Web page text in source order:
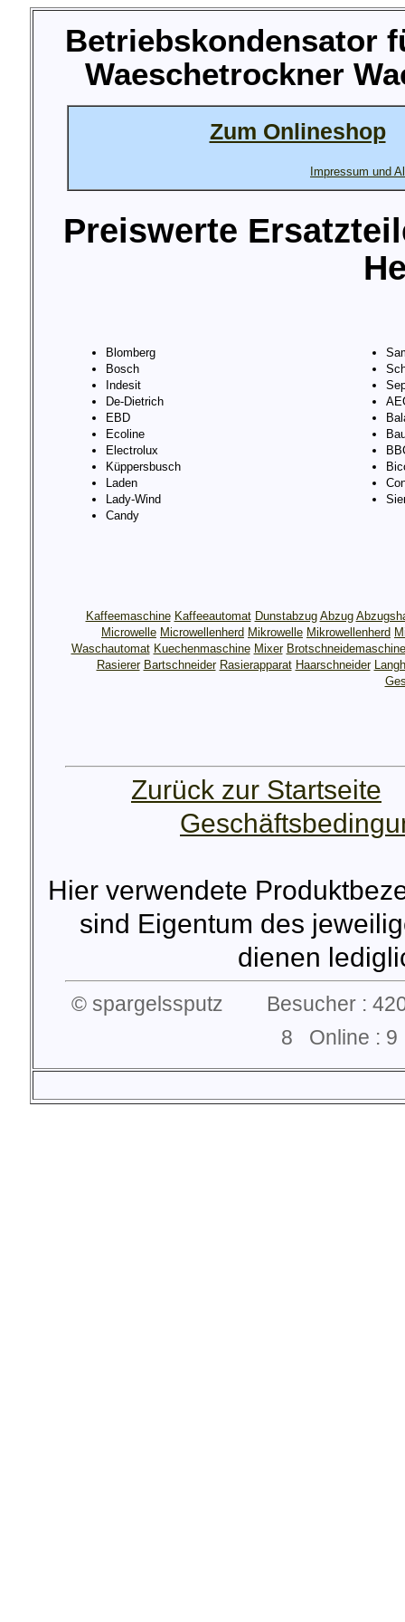
Betriebskondensator
Waeschetrockner
Zum Onlineshop
Impressum und
Preiswerte
Blomberg
Bosch
Indesit
De-Dietrich
EBD
Ecoline
Electrolux
Küppersbusch
Laden
Lady-Wind
Candy
Kaffeemaschine Kaffeeautomat Dunstabzug Abzug
Microwelle Microwellenherd Mikrowelle Mikrowellenherd
Waschautomat Kuechenmaschine Mixer Brotschneidemaschine
Rasierer Bartschneider Rasierapparat Haarschneider
Zurück zur Startseite
Hier verwendete
sind Eigentum des
dienen
© spargelssputz Besucher :
8 Online :